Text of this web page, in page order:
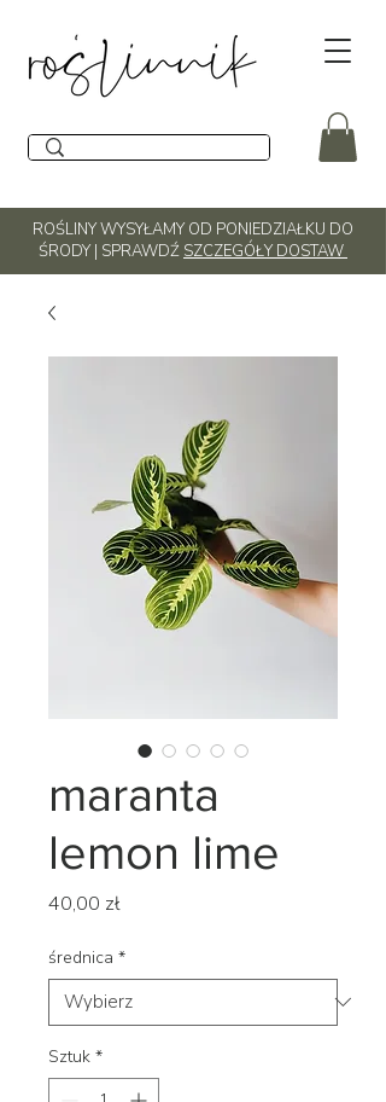
ROŚLINY WYSYŁAMY OD PONIEDZIAŁKU DO
ŚRODY | SPRAWDŹ SZCZEGÓŁY DOSTAW
maranta
lemon lime
40,00 złCena
średnica *
Sztuk *